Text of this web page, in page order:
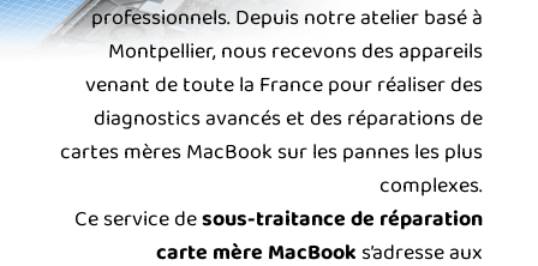
professionnels. Depuis notre atelier basé à
Montpellier, nous recevons des appareils
venant de toute la France pour réaliser des
diagnostics avancés et des réparations de
cartes mères MacBook sur les pannes les plus
complexes.
Ce service desous-traitance de réparation
carte mère MacBook s’adresse aux